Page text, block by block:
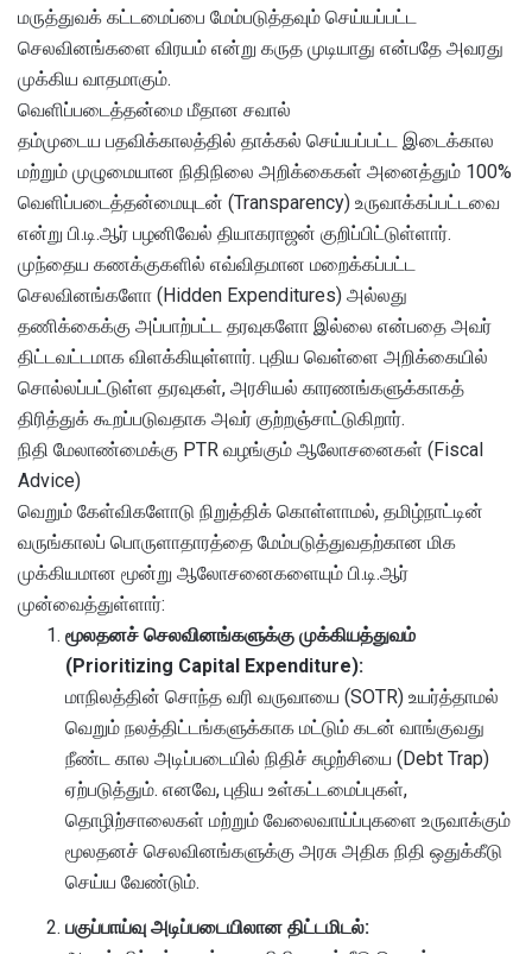
மருத்துவக் கட்டமைப்பை மேம்படுத்தவும் செய்யப்பட்ட
செலவினங்களை விரயம் என்று கருத முடியாது என்பதே அவரது
முக்கிய வாதமாகும்.
வெளிப்படைத்தன்மை மீதான சவால்
தம்முடைய பதவிக்காலத்தில் தாக்கல் செய்யப்பட்ட இடைக்கால
மற்றும் முழுமையான நிதிநிலை அறிக்கைகள் அனைத்தும் 100%
வெளிப்படைத்தன்மையுடன் (Transparency) உருவாக்கப்பட்டவை
என்று பி.டி.ஆர் பழனிவேல் தியாகராஜன் குறிப்பிட்டுள்ளார்.
முந்தைய கணக்குகளில் எவ்விதமான மறைக்கப்பட்ட
செலவினங்களோ (Hidden Expenditures) அல்லது
தணிக்கைக்கு அப்பாற்பட்ட தரவுகளோ இல்லை என்பதை அவர்
திட்டவட்டமாக விளக்கியுள்ளார். புதிய வெள்ளை அறிக்கையில்
சொல்லப்பட்டுள்ள தரவுகள், அரசியல் காரணங்களுக்காகத்
திரித்துக் கூறப்படுவதாக அவர் குற்றஞ்சாட்டுகிறார்.
நிதி மேலாண்மைக்கு PTR வழங்கும் ஆலோசனைகள் (Fiscal
Advice)
வெறும் கேள்விகளோடு நிறுத்திக் கொள்ளாமல், தமிழ்நாட்டின்
வருங்காலப் பொருளாதாரத்தை மேம்படுத்துவதற்கான மிக
முக்கியமான மூன்று ஆலோசனைகளையும் பி.டி.ஆர்
முன்வைத்துள்ளார்:
மூலதனச் செலவினங்களுக்கு முக்கியத்துவம்
(Prioritizing Capital Expenditure):
மாநிலத்தின் சொந்த வரி வருவாயை (SOTR) உயர்த்தாமல்
வெறும் நலத்திட்டங்களுக்காக மட்டும் கடன் வாங்குவது
நீண்ட கால அடிப்படையில் நிதிச் சுழற்சியை (Debt Trap)
ஏற்படுத்தும். எனவே, புதிய உள்கட்டமைப்புகள்,
தொழிற்சாலைகள் மற்றும் வேலைவாய்ப்புகளை உருவாக்கும்
மூலதனச் செலவினங்களுக்கு அரசு அதிக நிதி ஒதுக்கீடு
செய்ய வேண்டும்.
பகுப்பாய்வு அடிப்படையிலான திட்டமிடல்: